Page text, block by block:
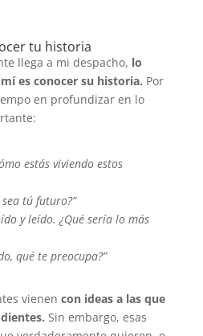
tu historia
llega a mi despacho, lo
es conocer su historia. Por
en profundizar en lo
estás viviendo estos
tú futuro?”
y leído. ¿Qué sería lo más
qué te preocupa?”
vienen con ideas a las que
Sin embargo, esas